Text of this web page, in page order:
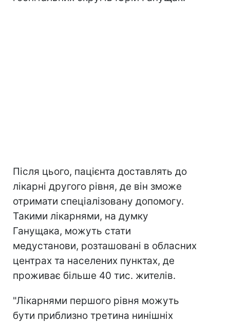
Після цього, пацієнта доставлять до
лікарні другого рівня, де він зможе
отримати спеціалізовану допомогу.
Такими лікарнями, на думку
Ганущака, можуть стати
медустанови, розташовані в обласних
центрах та населених пунктах, де
проживає більше 40 тис. жителів.
"Лікарнями першого рівня можуть
бути приблизно третина нинішніх